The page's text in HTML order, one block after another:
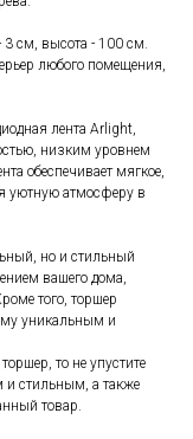
см, высота - 100 см.
любого помещения,
лента Arlight,
низким уровнем
обеспечивает мягкое,
уютную атмосферу в
но и стильный
вашего дома,
того, торшер
уникальным и
то не упустите
и стильным, а также
товар.